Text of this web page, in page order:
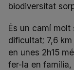
biodiversitat
És un camí
dificultat; 7,6
en unes 2h15
fer-la en